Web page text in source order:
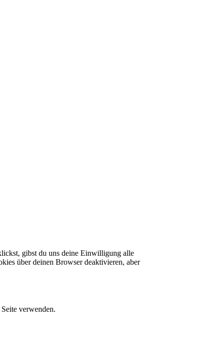
gibst du uns deine Einwilligung alle
über deinen Browser deaktivieren, aber
verwenden.